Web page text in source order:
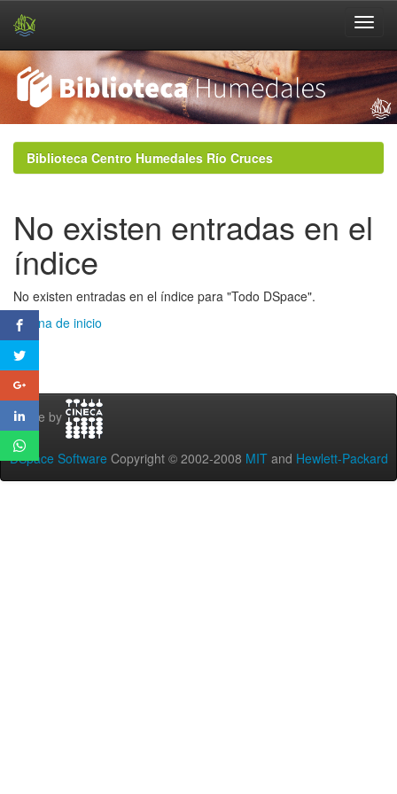
navigationBiblioteca Centro Humedales Río Cruces
No existen entradas en el
índice
No existen entradas en el índice para "Todo DSpace".
Página de inicio
Theme by
DSpace Software Copyright © 2002-2008 MIT and Hewlett-Packard